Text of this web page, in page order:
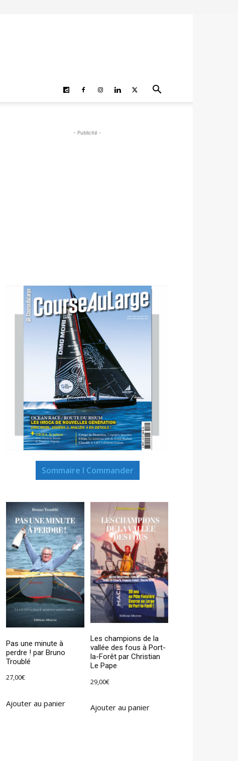
- Publicité -
Sommaire I Commander
Pas une minute à
perdre ! par Bruno
Troublé
27,00€
Ajouter au panier
Les champions de la
vallée des fous à Port-
la-Forêt par Christian
Le Pape
29,00€
Ajouter au panier